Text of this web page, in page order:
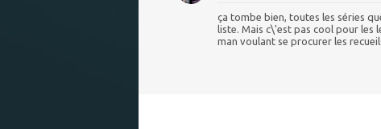
ça tombe bien, toutes les séries
liste. Mais c\'est pas cool pour les
man voulant se procurer les